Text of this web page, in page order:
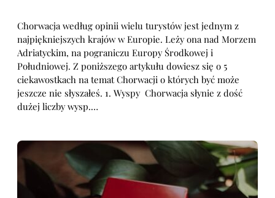
Chorwacja według opinii wielu turystów jest jednym z
najpiękniejszych krajów w Europie. Leży ona nad Morzem
Adriatyckim, na pograniczu Europy Środkowej i
Południowej. Z poniższego artykułu dowiesz się o 5
ciekawostkach na temat Chorwacji o których być może
jeszcze nie słyszałeś. 1. Wyspy Chorwacja słynie z dość
dużej liczby wysp.…